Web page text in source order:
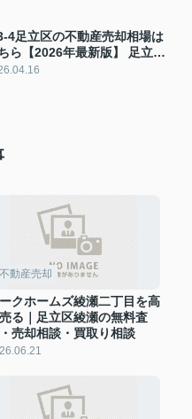
4足立区の不動産売却相場は
ら【2026年最新版】 足立区
み替え・不動産の買い替えで
不動産売却
クホームズ綾瀬二丁目を高
る｜足立区綾瀬の無料査
売却相談・買取り相談